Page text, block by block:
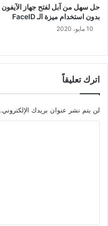
حل سهل من آبل لفتح جهاز الآيفون
بدون استخدام ميزة الـ FaceID
10 مايو، 2020
اترك تعليقاً
لن يتم نشر عنوان بريدك الإلكتروني.